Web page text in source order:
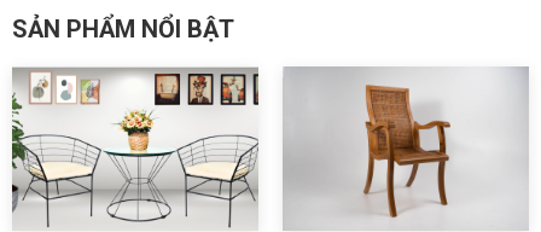
SẢN PHẨM NỔI BẬT